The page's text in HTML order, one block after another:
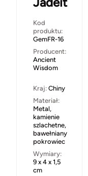
Kod
produktu:
GemFR-16
Producent:
Ancient
Wisdom
Kraj: Chiny
Materiał:
Metal,
kamienie
szlachetne,
bawełniany
pokrowiec
Wymiary:
9 x 4 x 1,5
cm